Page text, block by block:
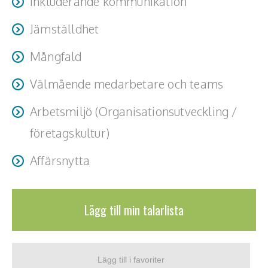
Teamwork, teambuilding, relationer
Vård, omsorg, beroende
Kända personer
Företagsledare
Författare
Jämställdhet
Mångfald
Välmående medarbetare och teams
Arbetsmiljö (Organisationsutveckling /
företagskultur)
Affärsnytta
Lägg till min talarlista